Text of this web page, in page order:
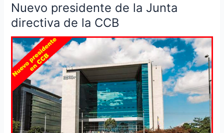
Nuevo presidente de la Junta
directiva de la CCB
Nuevo
presidente
de
la
Junta
directiva
de
la
CCB